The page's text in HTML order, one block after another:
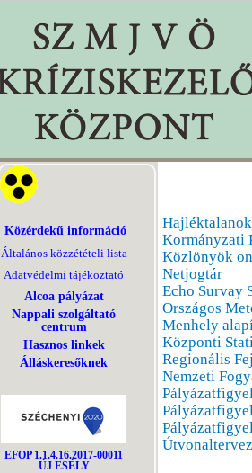
Közérdekű információ
Általános közzétételi lista
Adatvédelmi tájékoztató
Alcoa pályázat
Nappali szolgáltató
centrum
Hasznos linkek
Álláskeresőknek
EFOP 1.1.4.16.2017-00011
ÚJ ESÉLY
Kormányzati
Közlönyök
Netjogtár
Echo Survay
Országos
Menhely
Központi
Regionális
Nemzeti